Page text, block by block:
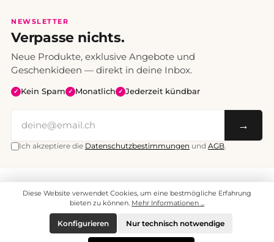
NEWSLETTER
Verpasse nichts.
Neue Produkte, exklusive Angebote und
Geschenkideen — direkt in deine Inbox.
✓ Kein Spam ✓ Monatlich ✓ Jederzeit kündbar
→
Ich akzeptiere die Datenschutzbestimmungen und AGB.
versandkostenfrei.
© 2008 - 2026 enjoymedia.ch - Alle Rechte vorbehalten.
Diese Website verwendet Cookies, um eine bestmögliche Erfahrung
bieten zu können. Mehr Informationen ...
Nur technisch notwendige
Konfigurieren